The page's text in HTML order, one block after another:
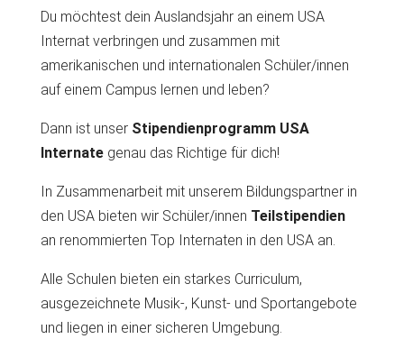
Du möchtest dein Auslandsjahr an einem USA
Internat verbringen und zusammen mit
amerikanischen und internationalen Schüler/innen
auf einem Campus lernen und leben?
Dann ist unser Stipendienprogramm USA
Internategenau das Richtige für dich!
In Zusammenarbeit mit unserem Bildungspartner in
den USA bieten wir Schüler/innen Teilstipendien
an renommierten Top Internaten in den USA an.
Alle Schulen bieten ein starkes Curriculum,
ausgezeichnete Musik-, Kunst- und Sportangebote
und liegen in einer sicheren Umgebung.